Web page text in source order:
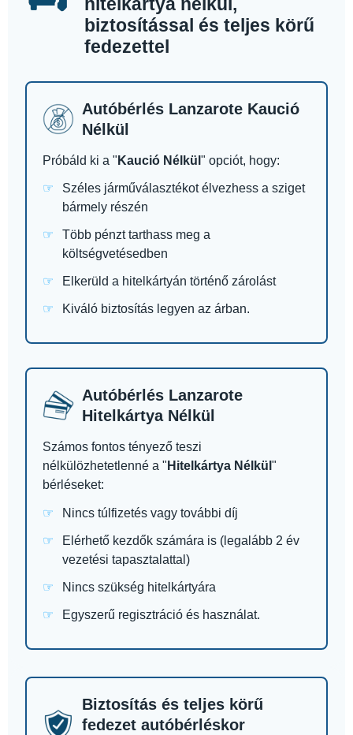
biztosítással és teljes körű
fedezettel
Autóbérlés Lanzarote Kaució
Nélkül
Próbáld ki a " Kaució Nélkül " opciót, hogy:
Széles járműválasztékot élvezhess a sziget
bármely részén
Több pénzt tarthass meg a
költségvetésedben
Elkerüld a hitelkártyán történő zárolást
Kiváló biztosítás legyen az árban.
Autóbérlés Lanzarote
Hitelkártya Nélkül
Számos fontos tényező teszi
nélkülözhetetlenné a " Hitelkártya Nélkül "
bérléseket:
Nincs túlfizetés vagy további díj
Elérhető kezdők számára is (legalább 2 év
vezetési tapasztalattal)
Nincs szükség hitelkártyára
Egyszerű regisztráció és használat.
Biztosítás és teljes körű
fedezet autóbérléskor